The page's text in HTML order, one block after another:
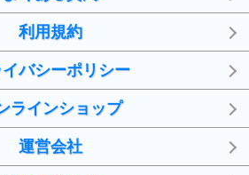
利用規約
バシーポリシー
ラインショップ
運営会社